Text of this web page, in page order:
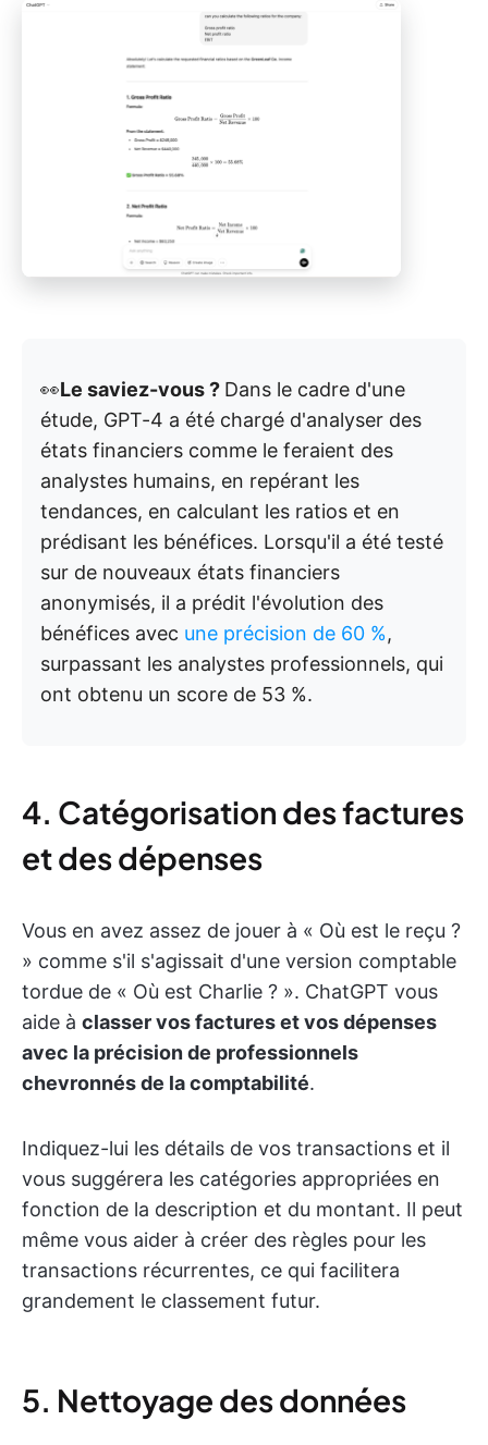
👀Le saviez-vous ? Dans le cadre d'une
étude, GPT-4 a été chargé d'analyser des
états financiers comme le feraient des
analystes humains, en repérant les
tendances, en calculant les ratios et en
prédisant les bénéfices. Lorsqu'il a été testé
sur de nouveaux états financiers
anonymisés, il a prédit l'évolution des
bénéfices avec une précision de 60 %,
surpassant les analystes professionnels, qui
ont obtenu un score de 53 %.
4. Catégorisation des factures
et des dépenses
Vous en avez assez de jouer à « Où est le reçu ?
» comme s'il s'agissait d'une version comptable
tordue de « Où est Charlie ? ». ChatGPT vous
aide à classer vos factures et vos dépenses
avec la précision de professionnels
chevronnés de la comptabilité.
Indiquez-lui les détails de vos transactions et il
vous suggérera les catégories appropriées en
fonction de la description et du montant. Il peut
même vous aider à créer des règles pour les
transactions récurrentes, ce qui facilitera
grandement le classement futur.
5. Nettoyage des données